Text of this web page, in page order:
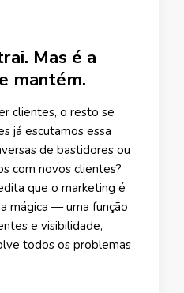
Mas é a
mantém.
clientes, o resto se
já escutamos essa
de bastidores ou
com novos clientes?
que o marketing é
mágica — uma função
e visibilidade,
todos os problemas